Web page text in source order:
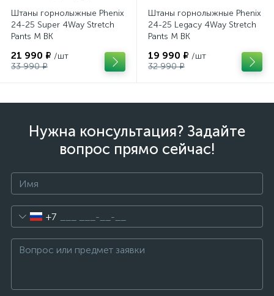
Штаны горнолыжные Phenix
24-25 Super 4Way Stretch
Pants M BK
21 990 ₽ /шт
33 990 ₽
Штаны горнолыжные Phenix
24-25 Legacy 4Way Stretch
Pants M BK
19 990 ₽ /шт
32 990 ₽
Нужна консультация? Задайте
вопрос прямо сейчас!
+7